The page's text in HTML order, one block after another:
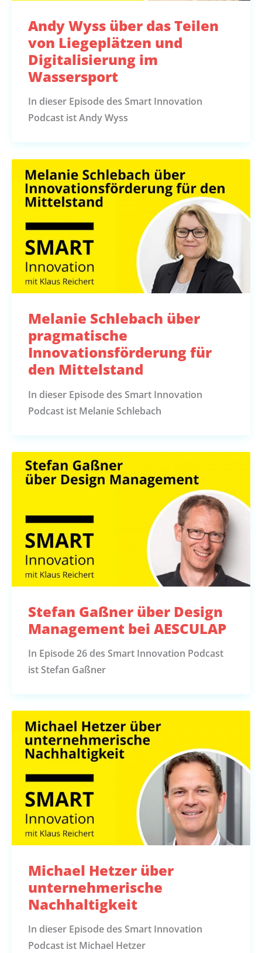
Andy Wyss über das Teilen
von Liegeplätzen und
Digitalisierung im
Wassersport
In dieser Episode des Smart Innovation
Podcast ist Andy Wyss
Melanie Schlebach über
pragmatische
Innovationsförderung für
den Mittelstand
In dieser Episode des Smart Innovation
Podcast ist Melanie Schlebach
Stefan Gaßner über Design
Management bei AESCULAP
In Episode 26 des Smart Innovation Podcast
ist Stefan Gaßner
Michael Hetzer über
unternehmerische
Nachhaltigkeit
In dieser Episode des Smart Innovation
Podcast ist Michael Hetzer